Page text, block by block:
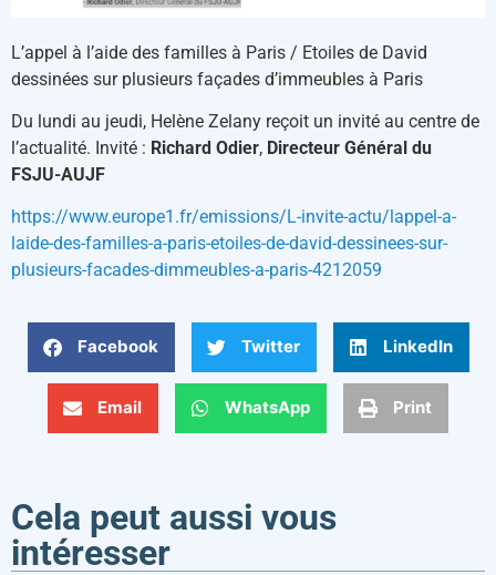
L’appel à l’aide des familles à Paris / Etoiles de David
dessinées sur plusieurs façades d’immeubles à Paris
Du lundi au jeudi, Helène Zelany reçoit un invité au centre de
l’actualité. Invité : Richard Odier, Directeur Général du
FSJU-AUJF
https://www.europe1.fr/emissions/L-invite-actu/lappel-a-
laide-des-familles-a-paris-etoiles-de-david-dessinees-sur-
plusieurs-facades-dimmeubles-a-paris-4212059
Facebook Twitter LinkedIn
Email WhatsApp Print
Cela peut aussi vous
intéresser